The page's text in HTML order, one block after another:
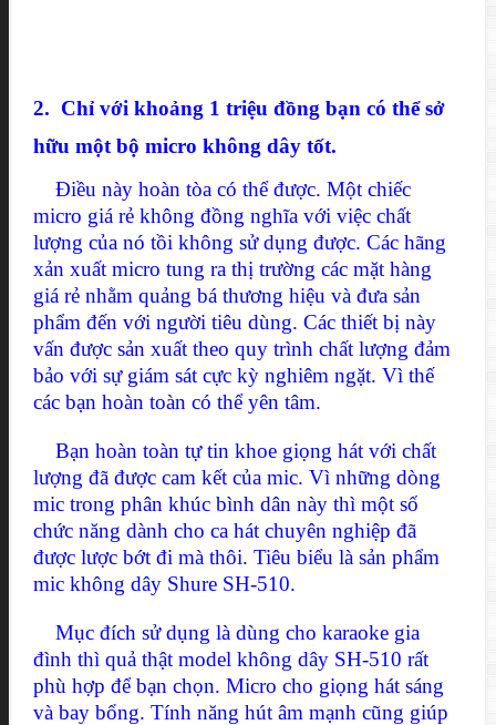
2. Chỉ với khoảng 1 triệu đồng bạn có thể sở
hữu một bộ micro không dây tốt.
Điều này hoàn tòa có thể được. Một chiếc
micro giá rẻ không đồng nghĩa với việc chất
lượng của nó tồi không sử dụng được. Các hãng
xản xuất micro tung ra thị trường các mặt hàng
giá rẻ nhằm quảng bá thương hiệu và đưa sản
phẩm đến với người tiêu dùng. Các thiết bị này
vấn được sản xuất theo quy trình chất lượng đảm
bảo với sự giám sát cực kỳ nghiêm ngặt. Vì thế
các bạn hoàn toàn có thể yên tâm.
Bạn hoàn toàn tự tin khoe giọng hát với chất
lượng đã được cam kết của mic. Vì những dòng
mic trong phân khúc bình dân này thì một số
chức năng dành cho ca hát chuyên nghiệp đã
được lược bớt đi mà thôi. Tiêu biểu là sản phẩm
mic không dây Shure SH-510.
Mục đích sử dụng là dùng cho karaoke gia
đình thì quả thật model không dây SH-510 rất
phù hợp để bạn chọn. Micro cho giọng hát sáng
và bay bổng. Tính năng hút âm mạnh cũng giúp